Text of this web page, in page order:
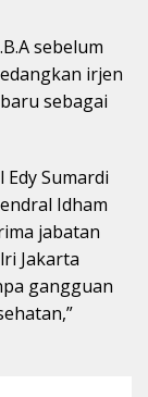
sebelum
irjen
sebagai
Sumardi
Idham
jabatan
Jakarta
gangguan